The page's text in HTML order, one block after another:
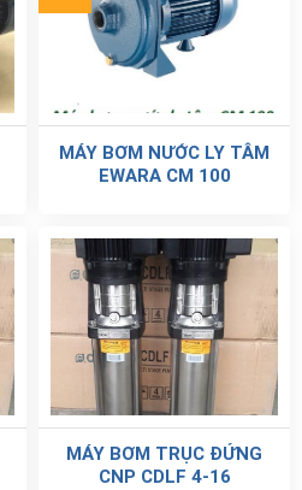
MÁY BƠM NƯỚC LY TÂM
EWARA CM 100
MÁY BƠM TRỤC ĐỨNG
CNP CDLF 4-16